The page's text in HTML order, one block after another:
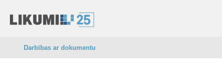
Darbības ar dokumentu